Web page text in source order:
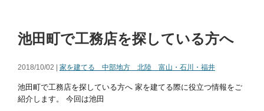
池田町で工務店を探している方へ
2018/10/02 | 家を建てる 中部地方 北陸 富山・石川・福井
池田町で工務店を探している方へ 家を建てる際に役立つ情報をご
紹介します。 今回は池田